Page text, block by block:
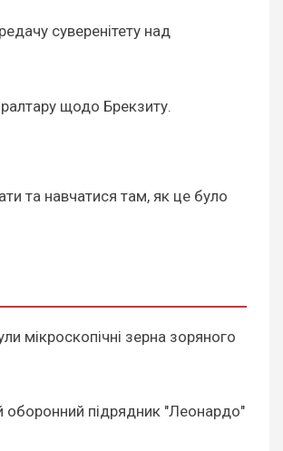
суверенітету над
щодо Брекзиту.
та навчатися там, як це було
мікроскопічні зерна зоряного
оборонний підрядник "Леонардо"